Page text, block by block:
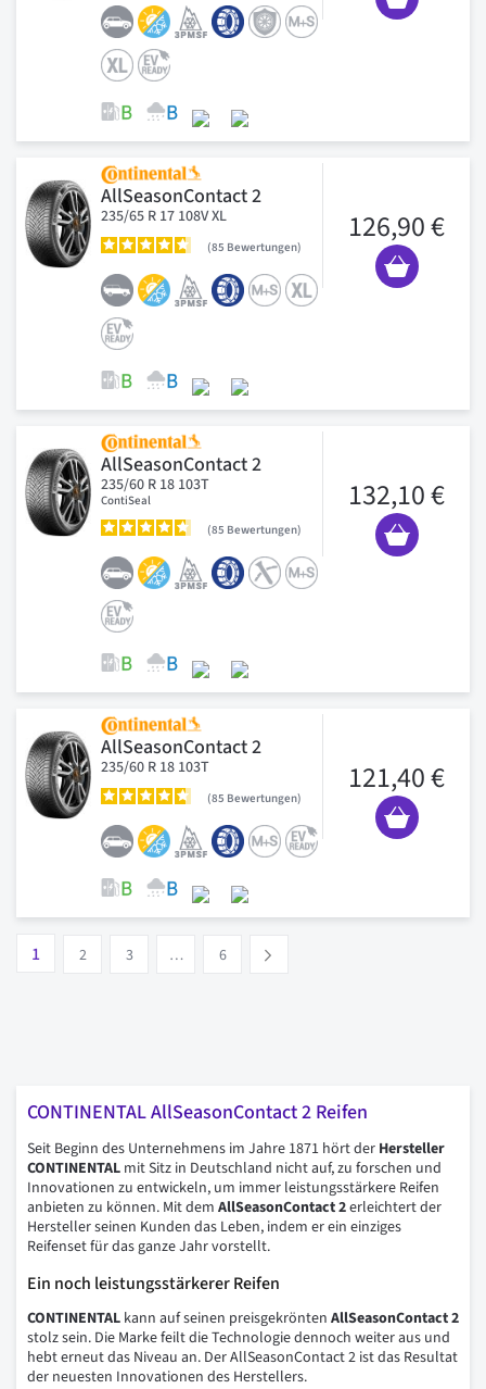
AllSeasonContact 2
235/65 R 17 108V XL
85 Bewertungen
126,90 €
AllSeasonContact 2
235/60 R 18 103T
ContiSeal
85 Bewertungen
132,10 €
AllSeasonContact 2
235/60 R 18 103T
85 Bewertungen
121,40 €
Vous lisez actuellement la page
1 2 3 … 6
CONTINENTAL AllSeasonContact 2 Reifen
Seit Beginn des Unternehmens im Jahre 1871 hört der Hersteller
CONTINENTAL mit Sitz in Deutschland nicht auf, zu forschen und
Innovationen zu entwickeln, um immer leistungsstärkere Reifen
anbieten zu können. Mit dem AllSeasonContact 2erleichtert der
Hersteller seinen Kunden das Leben, indem er ein einziges
Reifenset für das ganze Jahr vorstellt.
Ein noch leistungsstärkerer Reifen
CONTINENTAL kann auf seinen preisgekrönten AllSeasonContact 2
stolz sein. Die Marke feilt die Technologie dennoch weiter aus und
hebt erneut das Niveau an. Der AllSeasonContact 2 ist das Resultat
der neuesten Innovationen des Herstellers.